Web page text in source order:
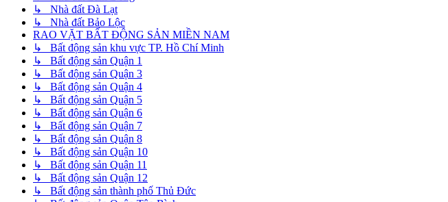
↳ Nhà đất Đà Lạt
↳ Nhà đất Bảo Lộc
RAO VẶT BẤT ĐỘNG SẢN MIỀN NAM
↳ Bất động sản khu vực TP. Hồ Chí Minh
↳ Bất động sản Quận 1
↳ Bất động sản Quận 3
↳ Bất động sản Quận 4
↳ Bất động sản Quận 5
↳ Bất động sản Quận 6
↳ Bất động sản Quận 7
↳ Bất động sản Quận 8
↳ Bất động sản Quận 10
↳ Bất động sản Quận 11
↳ Bất động sản Quận 12
↳ Bất động sản thành phố Thủ Đức